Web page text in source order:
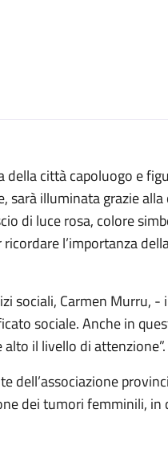
della città capoluogo e
sarà illuminata grazie
di luce rosa, colore
l’importanza
sociali, Carmen Murru,
sociale. Anche in
il livello di attenzione”.
dell’associazione
dei tumori femminili, in